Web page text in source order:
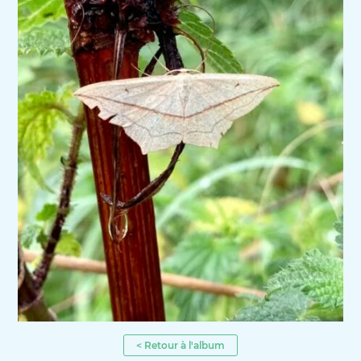
< Retour à l'album